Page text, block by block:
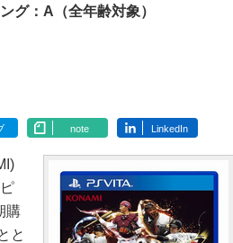
グ：A（全年齢対象）
note LinkedIn
購
と